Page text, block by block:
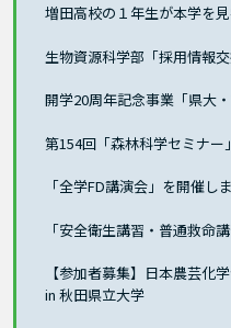
増田高校の１年生が本学を
生物資源科学部「採用情報
開学20周年記念事業「県大
第154回「森林科学セミナー
「全学FD講演会」を開催し
「安全衛生講習・普通救命
【参加者募集】日本農芸化
in 秋田県立大学